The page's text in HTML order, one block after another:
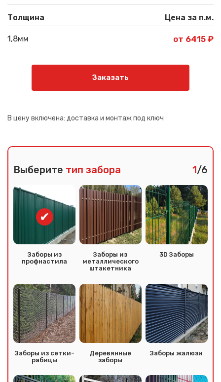
Толщина Цена за п.м.
1,8мм от 6415 ₽
Заказать
В цену включена: доставка и монтаж под ключ
Выберите тип забора 1/6
Заборы из
профнастила
Заборы из
металлического
штакетника
3D Заборы
Заборы из сетки-
рабицы
Деревянные
заборы
Заборы жалюзи
Сообщение успешно
отправлено
Спасибо за обращение, наш специалист свяжется с
Вами.